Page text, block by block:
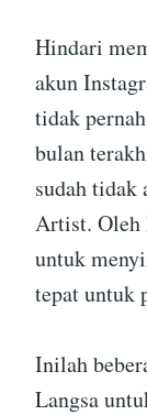
Hindari
akun
tidak
bulan
sudah
Artist. Oleh
untuk
tepat untuk
Inilah
Langsa